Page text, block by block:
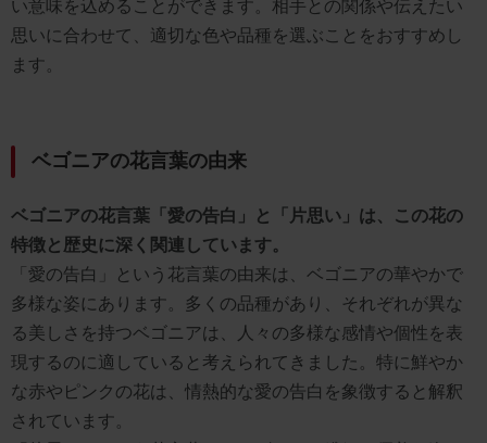
思いに合わせて、適切な色や品種を選ぶことをおすすめし
ます。
ベゴニアの花言葉の由来
ベゴニアの花言葉「愛の告白」と「片思い」は、この花の
特徴と歴史に深く関連しています。
「愛の告白」という花言葉の由来は、ベゴニアの華やかで
多様な姿にあります。多くの品種があり、それぞれが異な
る美しさを持つベゴニアは、人々の多様な感情や個性を表
現するのに適していると考えられてきました。特に鮮やか
な赤やピンクの花は、情熱的な愛の告白を象徴すると解釈
されています。